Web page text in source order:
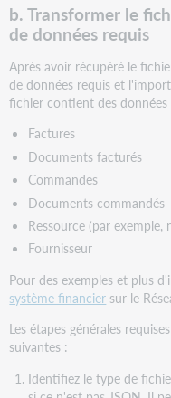
b.Transformer le
de données requis
Après avoir récupéré le
de données requis et
fichier contient des données
Factures
Documents facturés
Commandes
Documents commandés
Ressource (par
Fournisseur
Pour des exemples et plus
système financier sur le
Les étapes générales
suivantes :
Identifiez le type de